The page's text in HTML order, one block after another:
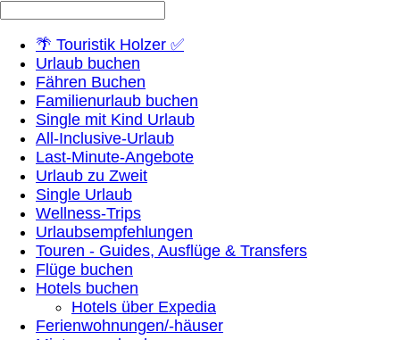
🌴 Touristik Holzer ✅
Urlaub buchen
Fähren Buchen
Familienurlaub buchen
Single mit Kind Urlaub
All-Inclusive-Urlaub
Last-Minute-Angebote
Urlaub zu Zweit
Single Urlaub
Wellness-Trips
Urlaubsempfehlungen
Touren - Guides, Ausflüge & Transfers
Flüge buchen
Hotels buchen
Hotels über Expedia
Ferienwohnungen/-häuser